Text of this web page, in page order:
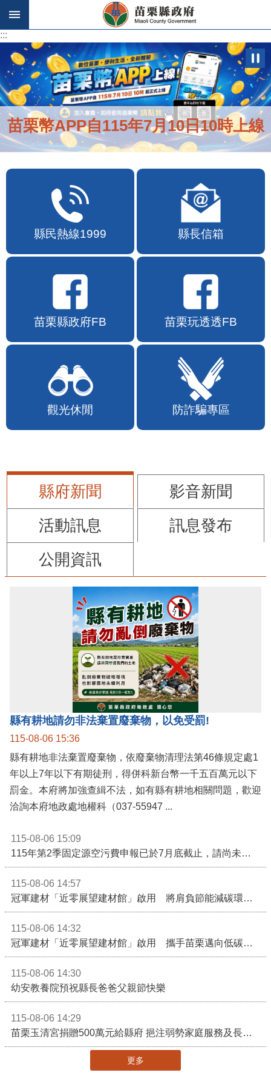
跳到主要內容區塊
:::
苗栗幣APP自115年7月10日10時上線
縣民熱線1999 縣長信箱
苗栗縣政府FB 苗栗玩透透FB
觀光休閒 防詐騙專區
縣府新聞
影音新聞
活動訊息
訊息發布
公開資訊
縣有耕地請勿非法棄置廢棄物，以免受罰!
115-08-06 15:36
縣有耕地非法棄置廢棄物，依廢棄物清理法第46條規定處1
年以上7年以下有期徒刑，得併科新台幣一千五百萬元以下
罰金。本府將加強查緝不法，如有縣有耕地相關問題，歡迎
洽詢本府地政處地權科（037-55947 ...
115-08-06 15:09
115年第2季固定源空污費申報已於7月底截止，請尚未申報公私場所儘速完成申繳，以免面臨滯納金及罰鍰!
115-08-06 14:57
冠軍建材「近零展望建材館」啟用 將肩負節能減碳環境教育重任
115-08-06 14:32
冠軍建材「近零展望建材館」啟用 攜手苗栗邁向低碳建築新未來
115-08-06 14:30
幼安教養院預祝縣長爸爸父親節快樂
115-08-06 14:29
苗栗玉清宮捐贈500萬元給縣府 挹注弱勢家庭服務及長照醫療資源
更多